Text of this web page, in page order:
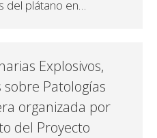
del plátano en…
Explosivos,
sobre Patologías
organizada por
del Proyecto